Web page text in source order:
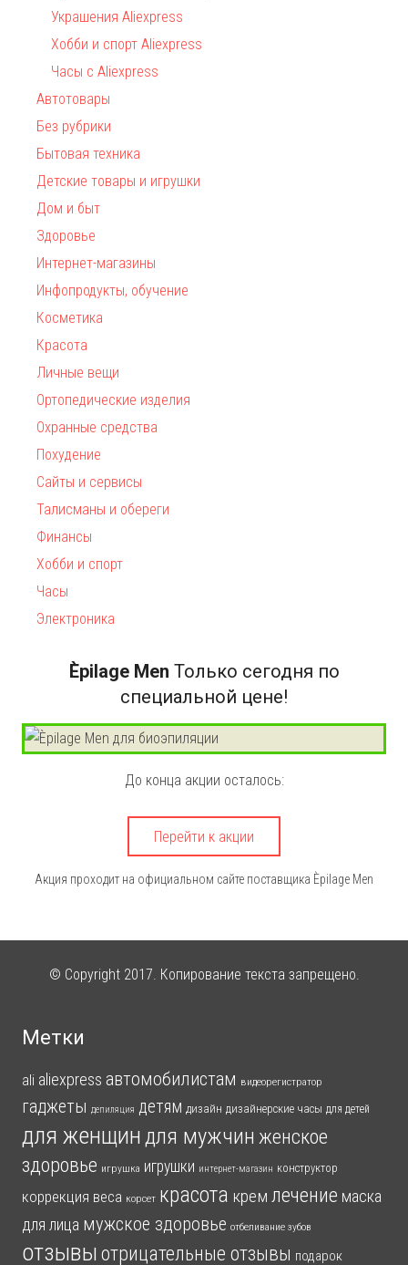
Украшения Aliexpress
Хобби и спорт Aliexpress
Часы с Aliexpress
Автотовары
Без рубрики
Бытовая техника
Детские товары и игрушки
Дом и быт
Здоровье
Интернет-магазины
Инфопродукты, обучение
Косметика
Красота
Личные вещи
Ортопедические изделия
Охранные средства
Похудение
Сайты и сервисы
Талисманы и обереги
Финансы
Хобби и спорт
Часы
Электроника
Èpilage Men Только сегодня по
специальной цене!
До конца акции осталось:
Перейти к акции
Акция проходит на официальном сайте поставщика Èpilage Men
© Copyright 2017. Копирование текста запрещено.
Метки
ali aliexpress автомобилистам видеорегистратор
гаджеты депиляция детям дизайн дизайнерские часы для детей
для женщин для мужчин женское
здоровье игрушка игрушки интернет-магазин конструктор
коррекция веса корсет красота крем лечение маска
для лица мужское здоровье отбеливание зубов
отзывы отрицательные отзывы подарок